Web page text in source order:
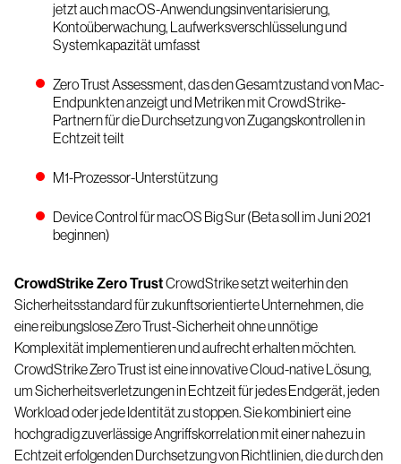
jetzt auch macOS-Anwendungsinventarisierung,
Kontoüberwachung, Laufwerksverschlüsselung und
Systemkapazität umfasst
Zero Trust Assessment, das den Gesamtzustand von Mac-
Endpunkten anzeigt und Metriken mit CrowdStrike-
Partnern für die Durchsetzung von Zugangskontrollen in
Echtzeit teilt
M1-Prozessor-Unterstützung
Device Control für macOS Big Sur (Beta soll im Juni 2021
beginnen)
CrowdStrike Zero TrustCrowdStrike setzt weiterhin den
Sicherheitsstandard für zukunftsorientierte Unternehmen, die
eine reibungslose Zero Trust-Sicherheit ohne unnötige
Komplexität implementieren und aufrecht erhalten möchten.
CrowdStrike Zero Trustist eine innovative Cloud-native Lösung,
um Sicherheitsverletzungen in Echtzeit für jedes Endgerät, jeden
Workload oder jede Identität zu stoppen. Sie kombiniert eine
hochgradig zuverlässige Angriffskorrelation mit einer nahezu in
Echtzeit erfolgenden Durchsetzung von Richtlinien, die durch den